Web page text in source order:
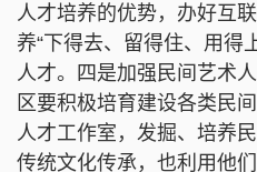
人才培养的优势，办好互
养“下得去、留得住、用得
人才。四是加强民间艺术
区要积极培育建设各类民
人才工作室，发掘、培养
传统文化传承，也利用他